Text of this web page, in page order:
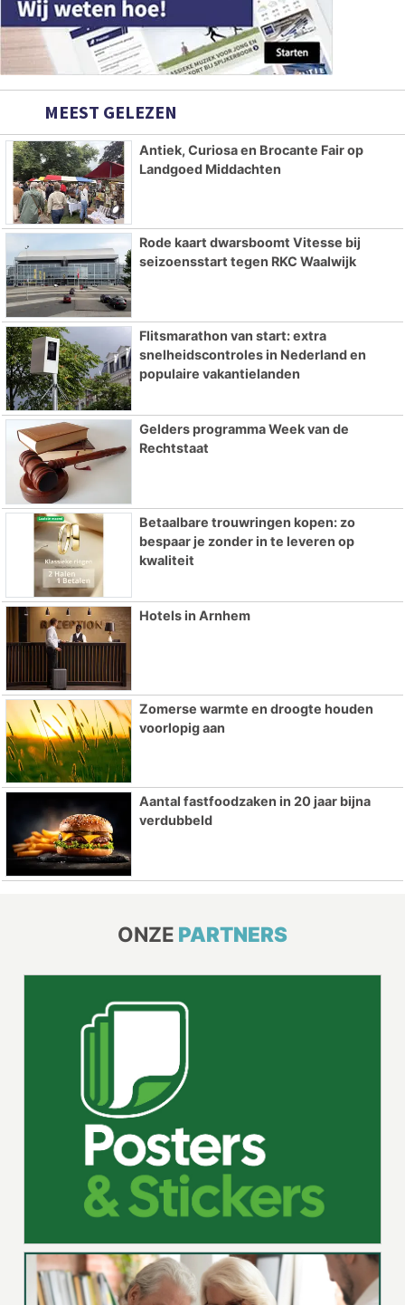
MEEST GELEZEN
Antiek, Curiosa en Brocante Fair op
Landgoed Middachten
Rode kaart dwarsboomt Vitesse bij
seizoensstart tegen RKC Waalwijk
Flitsmarathon van start: extra
snelheidscontroles in Nederland en
populaire vakantielanden
Gelders programma Week van de
Rechtstaat
Betaalbare trouwringen kopen: zo
bespaar je zonder in te leveren op
kwaliteit
Hotels in Arnhem
Zomerse warmte en droogte houden
voorlopig aan
Aantal fastfoodzaken in 20 jaar bijna
verdubbeld
ONZE PARTNERS